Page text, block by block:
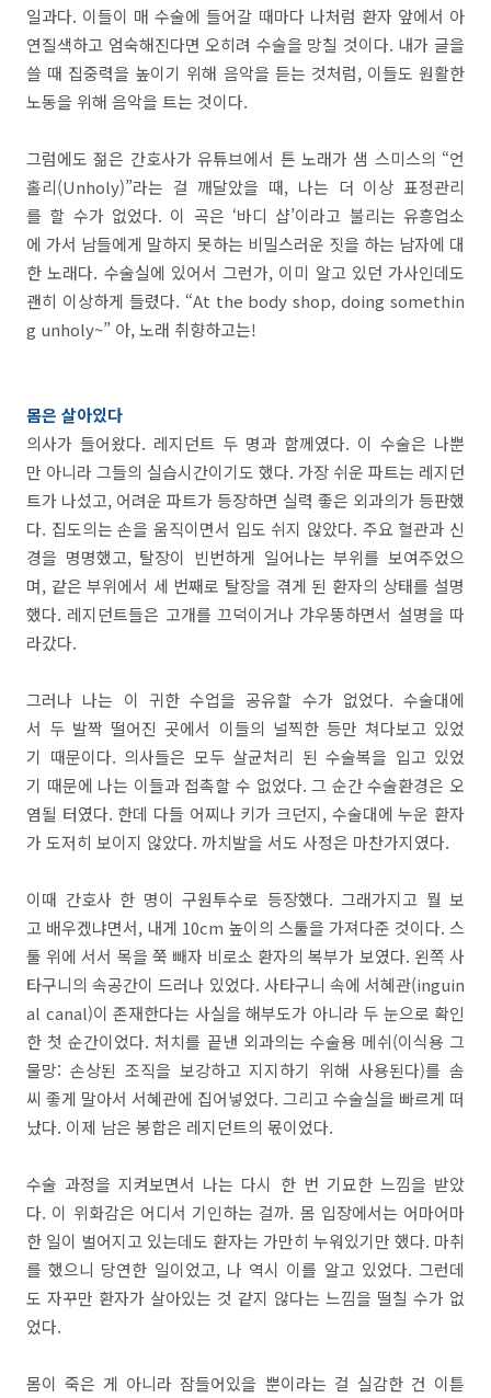
일과다. 이들이 매 수술에 들어갈 때마다 나처럼 환자 앞에서 아
연질색하고 엄숙해진다면 오히려 수술을 망칠 것이다. 내가 글을
쓸 때 집중력을 높이기 위해 음악을 듣는 것처럼, 이들도 원활한
노동을 위해 음악을 트는 것이다.
그럼에도 젊은 간호사가 유튜브에서 튼 노래가 샘 스미스의 “언
홀리(Unholy)”라는 걸 깨달았을 때, 나는 더 이상 표정관리
를 할 수가 없었다. 이 곡은 ‘바디 샵’이라고 불리는 유흥업소
에 가서 남들에게 말하지 못하는 비밀스러운 짓을 하는 남자에 대
한 노래다. 수술실에 있어서 그런가, 이미 알고 있던 가사인데도
괜히 이상하게 들렸다. “At the body shop, doing somethin
g unholy~” 아, 노래 취향하고는!
몸은 살아있다
의사가 들어왔다. 레지던트 두 명과 함께였다. 이 수술은 나뿐
만 아니라 그들의 실습시간이기도 했다. 가장 쉬운 파트는 레지던
트가 나섰고, 어려운 파트가 등장하면 실력 좋은 외과의가 등판했
다. 집도의는 손을 움직이면서 입도 쉬지 않았다. 주요 혈관과 신
경을 명명했고, 탈장이 빈번하게 일어나는 부위를 보여주었으
며, 같은 부위에서 세 번째로 탈장을 겪게 된 환자의 상태를 설명
했다. 레지던트들은 고개를 끄덕이거나 갸우뚱하면서 설명을 따
라갔다.
그러나 나는 이 귀한 수업을 공유할 수가 없었다. 수술대에
서 두 발짝 떨어진 곳에서 이들의 널찍한 등만 쳐다보고 있었
기 때문이다. 의사들은 모두 살균처리 된 수술복을 입고 있었
기 때문에 나는 이들과 접촉할 수 없었다. 그 순간 수술환경은 오
염될 터였다. 한데 다들 어찌나 키가 크던지, 수술대에 누운 환자
가 도저히 보이지 않았다. 까치발을 서도 사정은 마찬가지였다.
이때 간호사 한 명이 구원투수로 등장했다. 그래가지고 뭘 보
고 배우겠냐면서, 내게 10cm 높이의 스툴을 가져다준 것이다. 스
툴 위에 서서 목을 쭉 빼자 비로소 환자의 복부가 보였다. 왼쪽 사
타구니의 속공간이 드러나 있었다. 사타구니 속에 서혜관(inguin
al canal)이 존재한다는 사실을 해부도가 아니라 두 눈으로 확인
한 첫 순간이었다. 처치를 끝낸 외과의는 수술용 메쉬(이식용 그
물망: 손상된 조직을 보강하고 지지하기 위해 사용된다)를 솜
씨 좋게 말아서 서혜관에 집어넣었다. 그리고 수술실을 빠르게 떠
났다. 이제 남은 봉합은 레지던트의 몫이었다.
수술 과정을 지켜보면서 나는 다시 한 번 기묘한 느낌을 받았
다. 이 위화감은 어디서 기인하는 걸까. 몸 입장에서는 어마어마
한 일이 벌어지고 있는데도 환자는 가만히 누워있기만 했다. 마취
를 했으니 당연한 일이었고, 나 역시 이를 알고 있었다. 그런데
도 자꾸만 환자가 살아있는 것 같지 않다는 느낌을 떨칠 수가 없
었다.
몸이 죽은 게 아니라 잠들어있을 뿐이라는 걸 실감한 건 이튿